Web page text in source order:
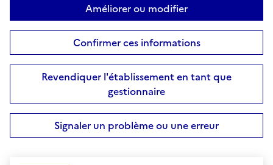
Améliorer ou modifier
Confirmer ces informations
Revendiquer l'établissement en tant que
gestionnaire
Signaler un problème ou une erreur